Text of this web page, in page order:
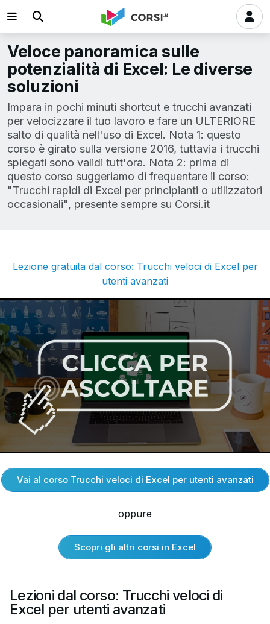
Veloce panoramica sulle
potenzialità di Excel: Le diverse
soluzioni
Impara in pochi minuti shortcut e trucchi avanzati
per velocizzare il tuo lavoro e fare un ULTERIORE
salto di qualità nell'uso di Excel. Nota 1: questo
corso è girato sulla versione 2016, tuttavia i trucchi
spiegati sono validi tutt'ora. Nota 2: prima di
questo corso suggeriamo di frequentare il corso:
"Trucchi rapidi di Excel per principianti o utilizzatori
occasionali", presente sempre su Corsi.it
Lezione gratuita dal corso: Trucchi veloci di Excel per
utenti avanzati
Vai al corso Trucchi veloci di Excel per utenti avanzati
oppure
Scopri gli altri corsi in Excel
Lezioni dal corso: Trucchi veloci di
Excel per utenti avanzati